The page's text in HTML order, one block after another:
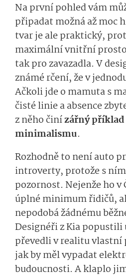
Na první pohled vám
připadat možná až moc
tvar je ale praktický,
maximální vnitřní
tak pro zavazadla. V
známé rčení, že v
Ačkoli jde o mamuta s
čisté linie a absence
z něho činízářný
minimalismu.
Rozhodně to není auto
introverty, protože s
pozornost. Nejenže ho v
úplné minimum řidičů,
nepodobá žádnému
Designéři z Kia popustili
převedli v realitu vlastní
jak by měl vypadat
budoucnosti. A klaplo